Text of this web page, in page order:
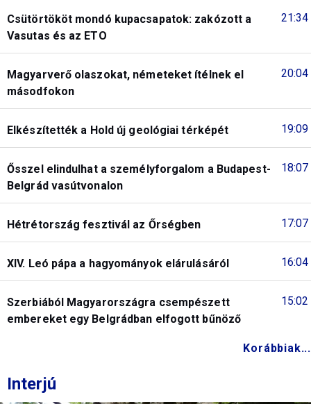
21:34
Csütörtököt mondó kupacsapatok: zakózott a
Vasutas és az ETO
20:04
Magyarverő olaszokat, németeket ítélnek el
másodfokon
19:09
Elkészítették a Hold új geológiai térképét
18:07
Ősszel elindulhat a személyforgalom a Budapest-
Belgrád vasútvonalon
17:07
Hétrétország fesztivál az Őrségben
16:04
XIV. Leó pápa a hagyományok elárulásáról
15:02
Szerbiából Magyarországra csempészett
embereket egy Belgrádban elfogott bűnöző
Korábbiak...
Interjú